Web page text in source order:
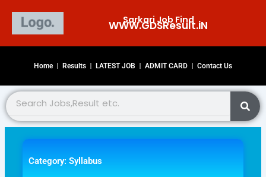
content
Sarkari Job Find
WWW.GDSResult.iN​
Home Results LATEST JOB ADMIT CARD Contact Us
Search
Category: Syllabus